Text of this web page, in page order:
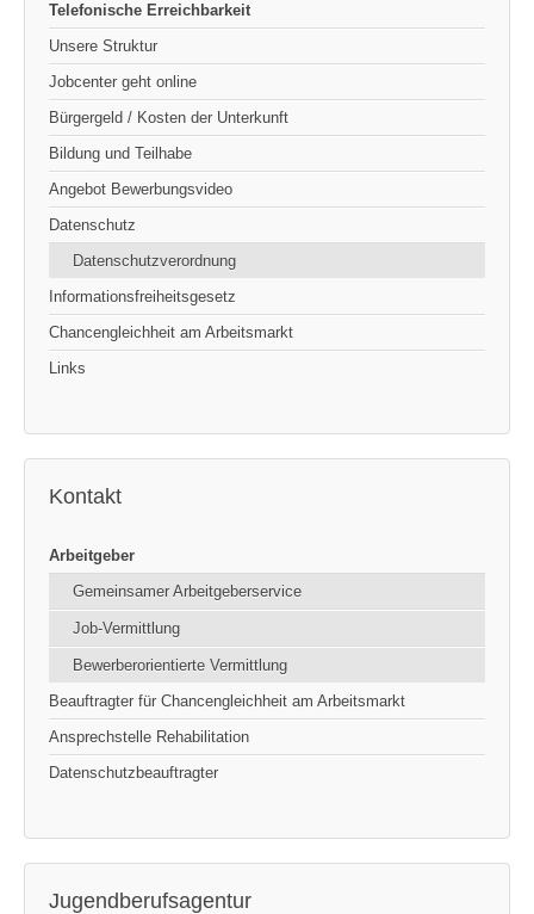
Telefonische Erreichbarkeit
Unsere Struktur
Jobcenter geht online
Bürgergeld / Kosten der Unterkunft
Bildung und Teilhabe
Angebot Bewerbungsvideo
Datenschutz
Datenschutzverordnung
Informationsfreiheitsgesetz
Chancengleichheit am Arbeitsmarkt
Links
Kontakt
Arbeitgeber
Gemeinsamer Arbeitgeberservice
Job-Vermittlung
Bewerberorientierte Vermittlung
Beauftragter für Chancengleichheit am Arbeitsmarkt
Ansprechstelle Rehabilitation
Datenschutzbeauftragter
Jugendberufsagentur